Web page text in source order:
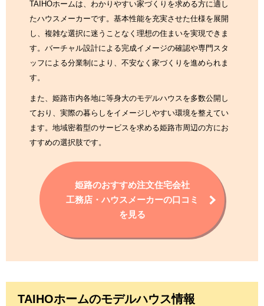
TAIHOホームは、わかりやすい家づくりを求める方に適し
たハウスメーカーです。基本性能を充実させた仕様を展開
し、複雑な選択に迷うことなく理想の住まいを実現できま
す。バーチャル設計による完成イメージの確認や専門スタ
ッフによる分業制により、不安なく家づくりを進められま
す。
また、姫路市内各地に等身大のモデルハウスを多数公開し
ており、実際の暮らしをイメージしやすい環境を整えてい
ます。地域密着型のサービスを求める姫路市周辺の方にお
すすめの選択肢です。
姫路のおすすめ注文住宅会社
工務店・ハウスメーカーの口コミ
を見る
TAIHOホームのモデルハウス情報